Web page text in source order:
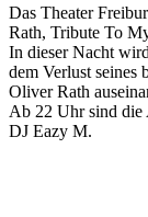
Das Theater
Rath, Tribute To
In dieser Nacht
dem Verlust seines
Oliver Rath
Ab 22 Uhr sind die
DJ Eazy M.